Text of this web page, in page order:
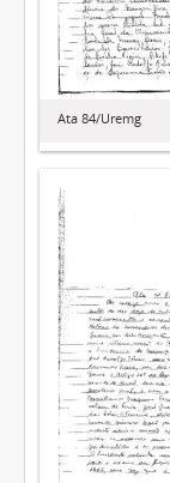
Ata 84/Uremg